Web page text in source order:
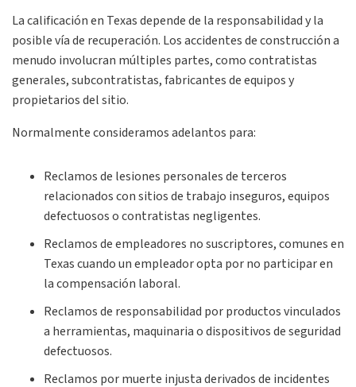
La calificación en Texas depende de la responsabilidad y la
posible vía de recuperación. Los accidentes de construcción a
menudo involucran múltiples partes, como contratistas
generales, subcontratistas, fabricantes de equipos y
propietarios del sitio.
Normalmente consideramos adelantos para:
Reclamos de lesiones personales de terceros
relacionados con sitios de trabajo inseguros, equipos
defectuosos o contratistas negligentes.
Reclamos de empleadores no suscriptores, comunes en
Texas cuando un empleador opta por no participar en
la compensación laboral.
Reclamos de responsabilidad por productos vinculados
a herramientas, maquinaria o dispositivos de seguridad
defectuosos.
Reclamos por muerte injusta derivados de incidentes